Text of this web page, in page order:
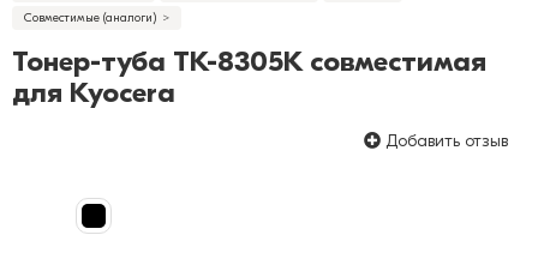
Совместимые (аналоги)
Тонер-туба TK-8305K совместимая
для Kyocera
Добавить отзыв